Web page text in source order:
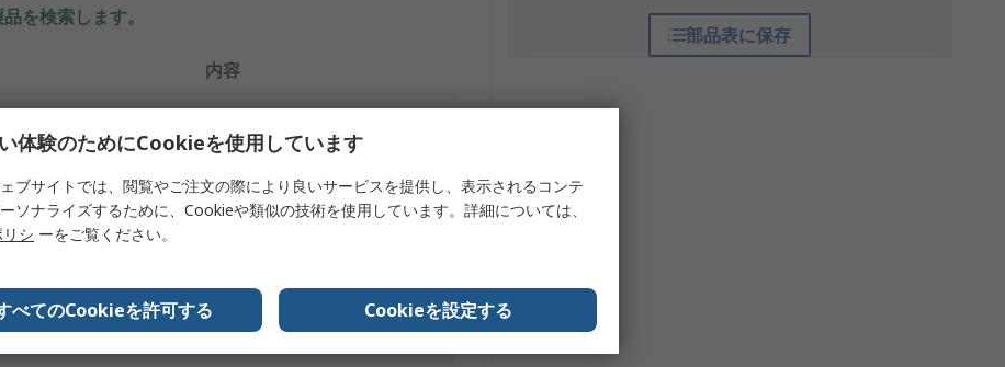
部品表に保存
を検索します。
内容
バナナアダプタ
ン
体験のためにCookieを使用しています
ブサイトでは、閲覧やご注文の際により良いサービスを提供し、表示されるコンテ
ソナライズするために、Cookieや類似の技術を使用しています。詳細については、
シ ーをご覧ください。
べてのCookieを許可する Cookieを設定する